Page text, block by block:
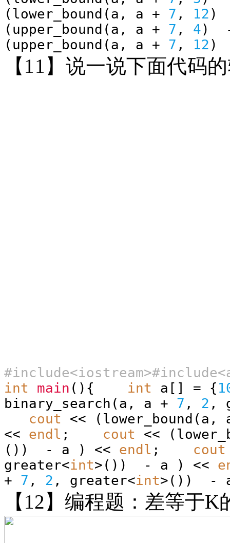
(lower_bound(a, a + 7 , 12 )
(upper_bound(a, a + 7 , 4)
(upper_bound(a, a + 7 , 12 )
【 11】说一说下面代码
int
main (){ int a[] = {
binary_search(a, a + 7 , 2 ,
cout <<
<< endl ; cout <<
()) - a ) << endl ; cout
greater<int>()) - a ) <<
+ 7 , 2 , greater<int>()) -
【 12】编程题：差等于K